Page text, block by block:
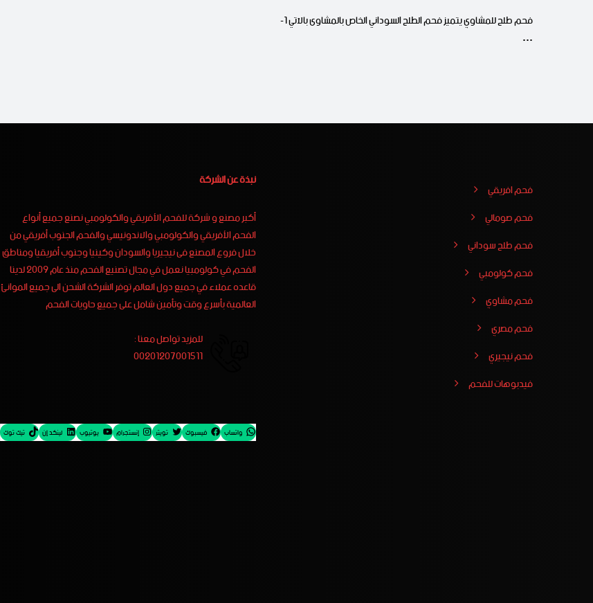
فحم طلح للمشاوي يتميز فحم الطلح السوداني الخاص بالمشاوى بالآتي 1-
…
فحم افريقي
فحم صومالي
فحم طلح سوداني
فحم كولومبي
فحم مشاوي
فحم مصري
فحم نيجيري
فيدبوهات للفحم
نبذة عن الشركة
أكبر مصنع و شركة للفحم الأفريقي والكولومبي نصنع جميع أنواع
الفحم الأفريقي والكولومبي والاندونيسي والفحم الجنوب أفريقي من
خلال فروع المصنع فى نيجيريا والسودان وكينيا وجنوب أفريقيا ومناطق
الفحم في كولومبيا نعمل في مجال تصنيع الفحم منذ عام 2009 لدينا
قاعده عملاء في جميع دول العالم توفر الشركة الشحن الى جميع الموانئ
العالمية بأسرع وقت وتأمين شامل على جميع حاويات الفحم
للمزيد تواصل معنا :
00201207001511
واتساب فيسبوك تويتر إنستجرام يوتيوب لينكد إن تيك توك